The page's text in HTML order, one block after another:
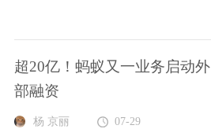
超20亿！蚂蚁又一业务启动外
部融资
杨 京丽 07-29